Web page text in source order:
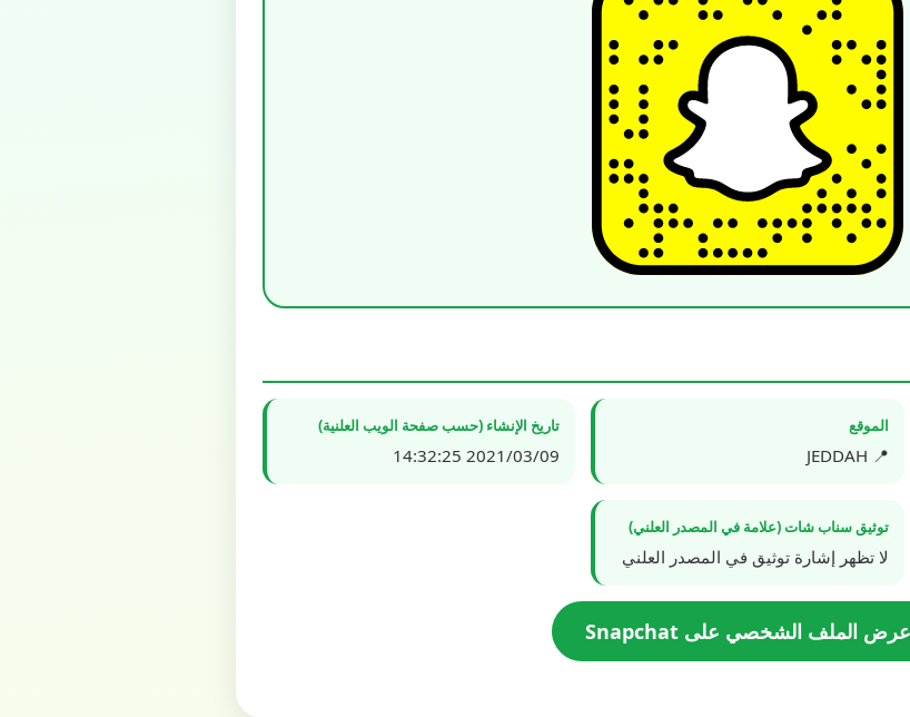
الموقع
📍 JEDDAH
تاريخ الإنشاء (حسب صفحة الويب العلنية)
2021/03/09 14:32:25
توثيق سناب شات (علامة في المصدر العلني)
لا تظهر إشارة توثيق في المصدر العلني
عرض الملف الشخصي على Snapchat